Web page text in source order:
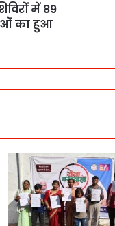
में 89
का हुआ